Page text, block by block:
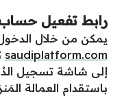
رابط تفعيل
يمكن من خلال الدخول
saudiplatform.com
إلى شاشة تسجيل
باستقدام العمالة